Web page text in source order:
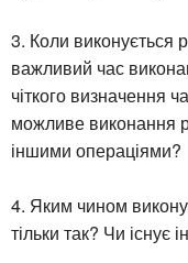
3. Коли виконується
важливий час
чіткого визначення
можливе виконання
іншими операціями?
4. Яким чином
тільки так? Чи існує